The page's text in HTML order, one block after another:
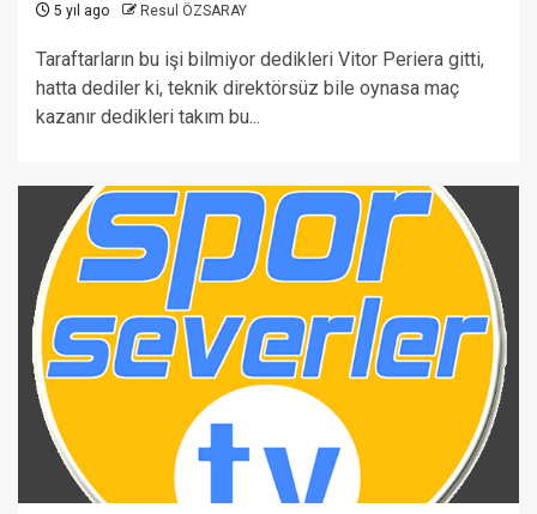
5 yıl ago Resul ÖZSARAY
Taraftarların bu işi bilmiyor dedikleri Vitor Periera gitti,
hatta dediler ki, teknik direktörsüz bile oynasa maç
kazanır dedikleri takım bu...